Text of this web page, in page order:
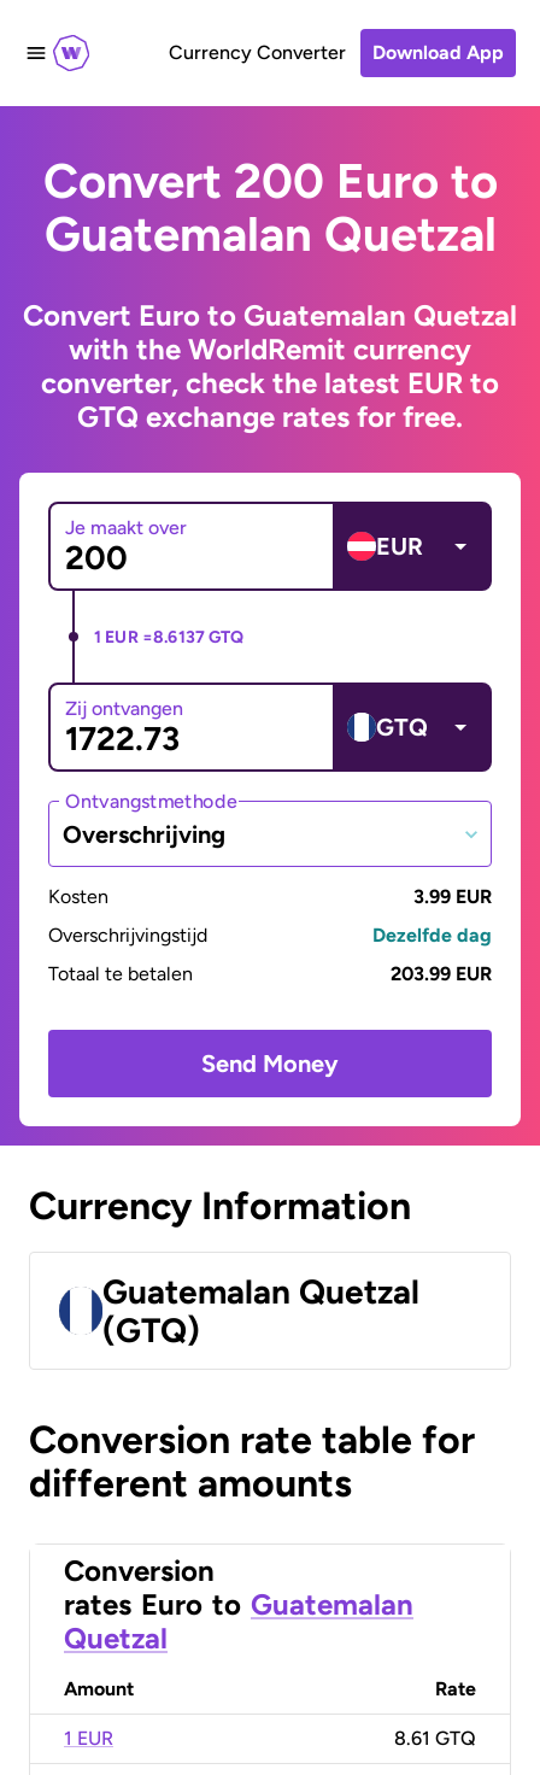
Currency Converter Download App
Convert 200 Euro to
Guatemalan Quetzal
Convert Euro to Guatemalan Quetzal
with the WorldRemit currency
converter, check the latest EUR to
GTQ exchange rates for free.
Je maakt over
EUR
1 EUR =8.6137 GTQ
Zij ontvangen
GTQ
Ontvangstmethode
Overschrijving
Kosten
3.99 EUR
Overschrijvingstijd
Dezelfde dag
Totaal te betalen
203.99 EUR
Send Money
Currency Information
Guatemalan Quetzal
(GTQ)
Conversion rate table for
different amounts
Conversion
rates Euro to Guatemalan
Quetzal
Amount Rate
1 EUR 8.61 GTQ